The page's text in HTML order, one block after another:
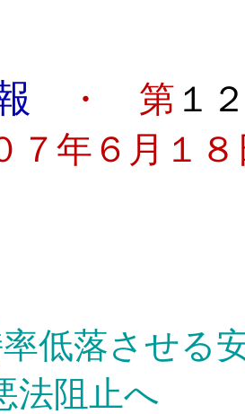
・ 第 １
７年６月１
低落させる
法阻止へ